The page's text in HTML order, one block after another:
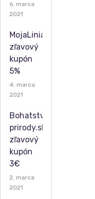
6. marca
2021
MojaLinia.sk
zľavový
kupón
5%
4. marca
2021
Bohatstvo-
prirody.sk
zľavový
kupón
3€
2. marca
2021